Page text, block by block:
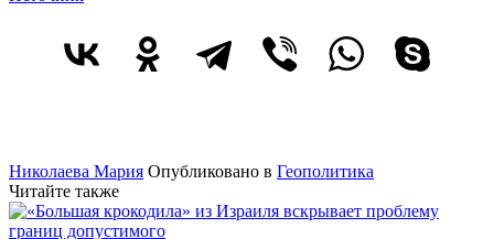
Николаева Мария Опубликовано в Геополитика
Читайте также